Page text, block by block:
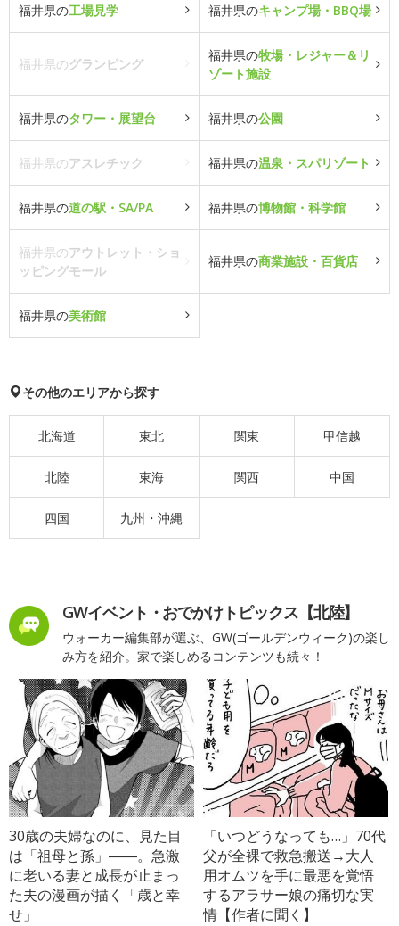
福井県の工場見学 福井県のキャンプ場・BBQ場
福井県のグランピング
福井県の牧場・レジャー＆リ
ゾート施設
福井県のタワー・展望台 福井県の公園
福井県のアスレチック 福井県の温泉・スパリゾート
福井県の道の駅・SA/PA 福井県の博物館・科学館
福井県のアウトレット・ショ
ッピングモール
福井県の商業施設・百貨店
福井県の美術館
その他のエリアから探す
北海道 東北 関東 甲信越
北陸 東海 関西 中国
四国 九州・沖縄
GWイベント・おでかけトピックス【北陸】
ウォーカー編集部が選ぶ、GW(ゴールデンウィーク)の楽し
み方を紹介。家で楽しめるコンテンツも続々！
30歳の夫婦なのに、見た目
は「祖母と孫」――。急激
に老いる妻と成長が止まっ
た夫の漫画が描く「歳と幸
せ」
「いつどうなっても…」70代
父が全裸で救急搬送→大人
用オムツを手に最悪を覚悟
するアラサー娘の痛切な実
情【作者に聞く】